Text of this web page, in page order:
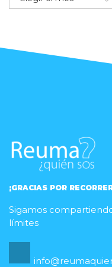
de
¡GRACIAS POR
Sigamos
límites